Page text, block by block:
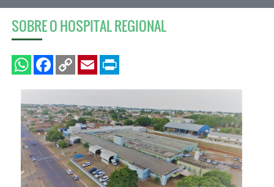
SOBRE O HOSPITAL REGIONAL